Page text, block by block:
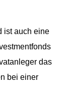
ist auch eine
das
bei ein­er